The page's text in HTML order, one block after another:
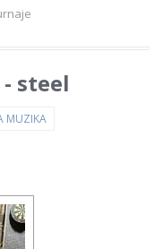
steel
MUZIKA